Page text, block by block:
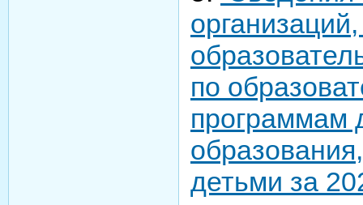
по
программам
детьми за